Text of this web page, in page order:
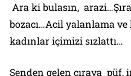
Ara ki bulasın,
bozacı…Acil yalanlama
kadınlar içimizi sızlattı…
Senden gelen çıraya püf,